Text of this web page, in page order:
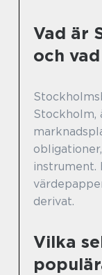
Vad är
och
Stockholm,
instrument.
derivat.
Vilka